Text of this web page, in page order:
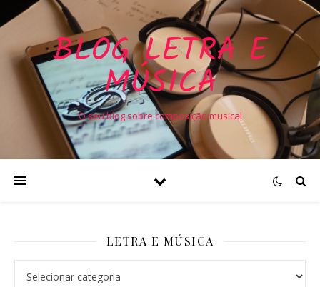
BLOG LETRA E
MÚSICA
O seu blog sobre composição musical
LETRA E MÚSICA